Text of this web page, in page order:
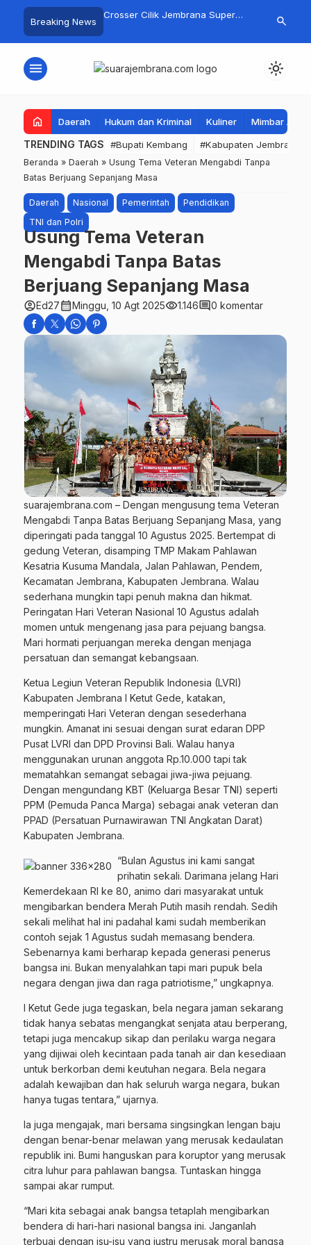
Breaking News
Tenggelam di
Pengambengan
Crosser Cilik Jembrana Super
Motocross 50cc
Jembrana
Mustika Rasa
search
menu light_mode
home Daerah Hukum dan Kriminal Kuliner Mimbar
TRENDING TAGS #Bupati Kembang #Kabupaten Jembrana
Beranda » Daerah » Usung Tema Veteran Mengabdi Tanpa
Batas Berjuang Sepanjang Masa
Daerah Nasional Pemerintah
Pendidikan
TNI dan Polri
Usung Tema Veteran
Mengabdi Tanpa Batas
Berjuang Sepanjang Masa
account_circleEd27calendar_monthMinggu, 10 Agt 2025visibility1.146comment0 komentar
suarajembrana.com – Dengan mengusung tema Veteran
Mengabdi Tanpa Batas Berjuang Sepanjang Masa, yang
diperingati pada tanggal 10 Agustus 2025. Bertempat di
gedung Veteran, disamping TMP Makam Pahlawan
Kesatria Kusuma Mandala, Jalan Pahlawan, Pendem,
Kecamatan Jembrana, Kabupaten Jembrana. Walau
sederhana mungkin tapi penuh makna dan hikmat.
Peringatan Hari Veteran Nasional 10 Agustus adalah
momen untuk mengenang jasa para pejuang bangsa.
Mari hormati perjuangan mereka dengan menjaga
persatuan dan semangat kebangsaan.
Ketua Legiun Veteran Republik Indonesia (LVRI)
Kabupaten Jembrana I Ketut Gede, katakan,
memperingati Hari Veteran dengan sesederhana
mungkin. Amanat ini sesuai dengan surat edaran DPP
Pusat LVRI dan DPD Provinsi Bali. Walau hanya
menggunakan urunan anggota Rp.10.000 tapi tak
mematahkan semangat sebagai jiwa-jiwa pejuang.
Dengan mengundang KBT (Keluarga Besar TNI) seperti
PPM (Pemuda Panca Marga) sebagai anak veteran dan
PPAD (Persatuan Purnawirawan TNI Angkatan Darat)
Kabupaten Jembrana.
“Bulan Agustus ini kami sangat
prihatin sekali. Darimana jelang Hari
Kemerdekaan RI ke 80, animo dari masyarakat untuk
mengibarkan bendera Merah Putih masih rendah. Sedih
sekali melihat hal ini padahal kami sudah memberikan
contoh sejak 1 Agustus sudah memasang bendera.
Sebenarnya kami berharap kepada generasi penerus
bangsa ini. Bukan menyalahkan tapi mari pupuk bela
negara dengan jiwa dan raga patriotisme,” ungkapnya.
I Ketut Gede juga tegaskan, bela negara jaman sekarang
tidak hanya sebatas mengangkat senjata atau berperang,
tetapi juga mencakup sikap dan perilaku warga negara
yang dijiwai oleh kecintaan pada tanah air dan kesediaan
untuk berkorban demi keutuhan negara. Bela negara
adalah kewajiban dan hak seluruh warga negara, bukan
hanya tugas tentara,” ujarnya.
Ia juga mengajak, mari bersama singsingkan lengan baju
dengan benar-benar melawan yang merusak kedaulatan
republik ini. Bumi hanguskan para koruptor yang merusak
citra luhur para pahlawan bangsa. Tuntaskan hingga
sampai akar rumput.
“Mari kita sebagai anak bangsa tetaplah mengibarkan
bendera di hari-hari nasional bangsa ini. Janganlah
terbuai dengan isu-isu yang justru merusak moral bangsa